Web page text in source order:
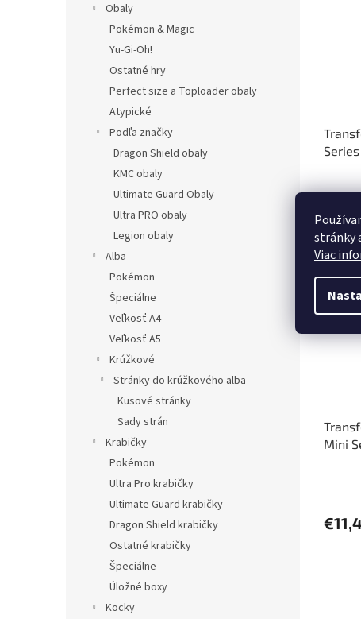
stránky
Viac
Obaly
Pokémon & Magic
Yu-Gi-Oh!
Ostatné hry
Perfect size a Toploader obaly
Atypické
Podľa značky
Dragon Shield obaly
KMC obaly
Ultimate Guard Obaly
Ultra PRO obaly
Legion obaly
Alba
Pokémon
Špeciálne
Veľkosť A4
Veľkosť A5
Krúžkové
Stránky do krúžkového alba
Kusové stránky
Sady strán
Krabičky
Pokémon
Ultra Pro krabičky
Ultimate Guard krabičky
Dragon Shield krabičky
Ostatné krabičky
Špeciálne
Úložné boxy
Kocky
€5
Mini